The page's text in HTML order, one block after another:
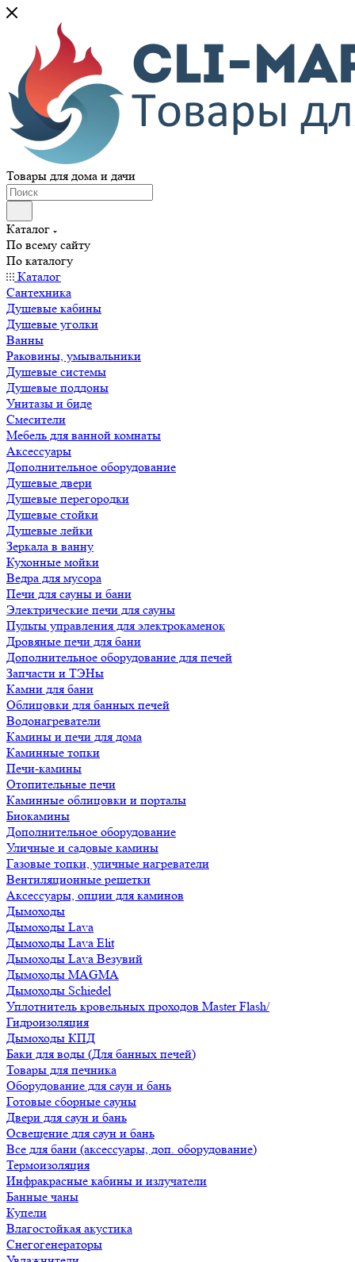
Товары для дома и дачи
Каталог
По всему сайту
По каталогу
Каталог
Сантехника
Душевые кабины
Душевые уголки
Ванны
Раковины, умывальники
Душевые системы
Душевые поддоны
Унитазы и биде
Смесители
Мебель для ванной комнаты
Аксессуары
Дополнительное оборудование
Душевые двери
Душевые перегородки
Душевые стойки
Душевые лейки
Зеркала в ванну
Кухонные мойки
Ведра для мусора
Печи для сауны и бани
Электрические печи для сауны
Пульты управления для электрокаменок
Дровяные печи для бани
Дополнительное оборудование для печей
Запчасти и ТЭНы
Камни для бани
Облицовки для банных печей
Водонагреватели
Камины и печи для дома
Каминные топки
Печи-камины
Отопительные печи
Каминные облицовки и порталы
Биокамины
Дополнительное оборудование
Уличные и садовые камины
Газовые топки, уличные нагреватели
Вентиляционные решетки
Аксессуары, опции для каминов
Дымоходы
Дымоходы Lava
Дымоходы Lava Elit
Дымоходы Lava Везувий
Дымоходы MAGMA
Дымоходы Schiedel
Уплотнитель кровельных проходов Master Flash/
Гидроизоляция
Дымоходы КПД
Баки для воды (Для банных печей)
Товары для печника
Оборудование для саун и бань
Готовые сборные сауны
Двери для саун и бань
Освещение для саун и бань
Все для бани (аксессуары, доп. оборудование)
Термоизоляция
Инфракрасные кабины и излучатели
Банные чаны
Купели
Влагостойкая акустика
Снегогенераторы